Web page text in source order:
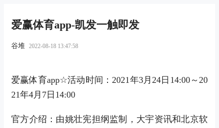
爱赢体育app-凯发一触即发
谷堆 2022-08-18 13:47:58
爱赢体育app☆活动时间：2021年3月24日14:00～20
21年4月7日14:00
官方介绍：由姚壮宪担纲监制，大宇资讯和北京软